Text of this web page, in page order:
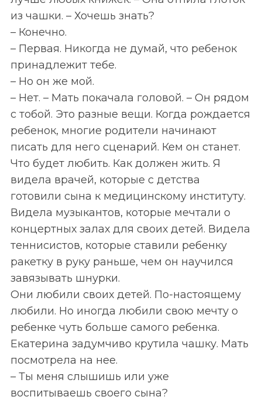
из чашки. – Хочешь знать?
– Конечно.
– Первая. Никогда не думай, что ребенок
принадлежит тебе.
– Но он же мой.
– Нет. – Мать покачала головой. – Он рядом
с тобой. Это разные вещи. Когда рождается
ребенок, многие родители начинают
писать для него сценарий. Кем он станет.
Что будет любить. Как должен жить. Я
видела врачей, которые с детства
готовили сына к медицинскому институту.
Видела музыкантов, которые мечтали о
концертных залах для своих детей. Видела
теннисистов, которые ставили ребенку
ракетку в руку раньше, чем он научился
завязывать шнурки.
Они любили своих детей. По-настоящему
любили. Но иногда любили свою мечту о
ребенке чуть больше самого ребенка.
Екатерина задумчиво крутила чашку. Мать
посмотрела на нее.
– Ты меня слышишь или уже
воспитываешь своего сына?